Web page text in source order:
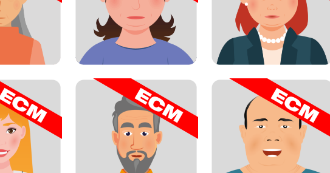
Irritabile: il
di Elena
Paziente a rischio
cardiovascolare con
iperomocisteinemia
Paziente con disbiosi da
terapia antibiotica
bronchiectasia
infettiva
Paziente con CAP
(polmonite acquisita in
comunità)
Paziente con riacutizzazione
di BPCO